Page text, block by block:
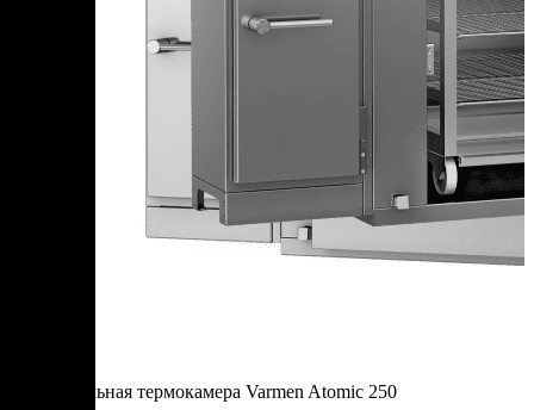
Универсальная термокамера Varmen Atomic 250